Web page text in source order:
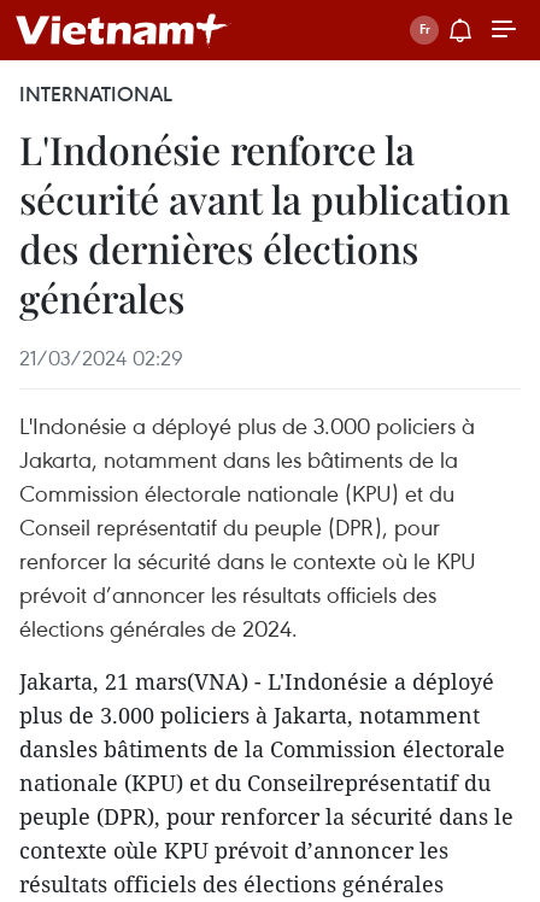
INTERNATIONAL
L'Indonésie renforce la
sécurité avant la publication
des dernières élections
générales
21/03/2024 02:29
L'Indonésie a déployé plus de 3.000 policiers à
Jakarta, notamment dans les bâtiments de la
Commission électorale nationale (KPU) et du
Conseil représentatif du peuple (DPR), pour
renforcer la sécurité dans le contexte où le KPU
prévoit d’annoncer les résultats officiels des
élections générales de 2024.
Jakarta, 21 mars(VNA) - L'Indonésie a déployé
plus de 3.000 policiers à Jakarta, notamment
dansles bâtiments de la Commission électorale
nationale (KPU) et du Conseilreprésentatif du
peuple (DPR), pour renforcer la sécurité dans le
contexte oùle KPU prévoit d’annoncer les
résultats officiels des élections générales